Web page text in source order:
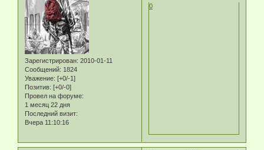
Зарегистрирован: 2010-01-11
Сообщений: 1824
Уважение: [+0/-1]
Позитив: [+0/-0]
Провел на форуме:
1 месяц 22 дня
Последний визит:
Вчера 11:10:16
0